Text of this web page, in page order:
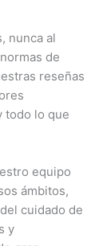
nunca al
de
reseñas
todo lo que
equipo
ámbitos,
cuidado de
y